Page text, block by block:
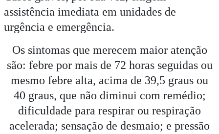
assistência imediata em unidades de
urgência e emergência.
Os sintomas que merecem maior atenção
são: febre por mais de 72 horas seguidas ou
mesmo febre alta, acima de 39,5 graus ou
40 graus, que não diminui com remédio;
dificuldade para respirar ou respiração
acelerada; sensação de desmaio; e pressão